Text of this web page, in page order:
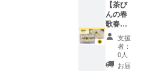
シャツ
（１
枚）〜
サイズ
（S,M,L
)、色
（黒、
【茶び
んの春
歌春
秋・応
援コー
ス】 ・
年に４
支援
者：
0人
お届